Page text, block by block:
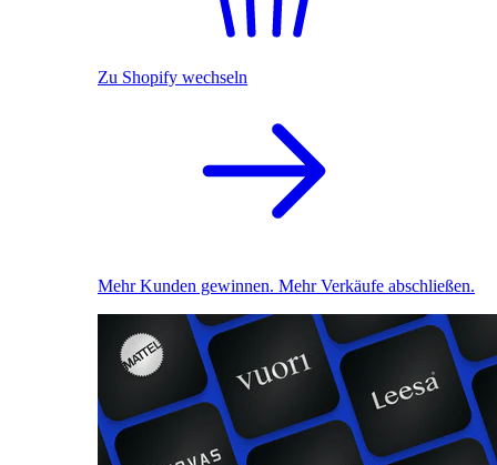
Zu Shopify wechseln
Mehr Kunden gewinnen. Mehr Verkäufe abschließen.